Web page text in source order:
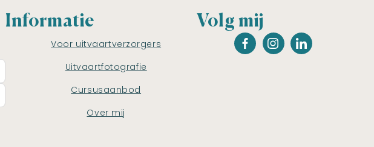
Informatie
Voor uitvaartverzorgers
Uitvaartfotografie
Cursusaanbod
Over mij
Volg mij